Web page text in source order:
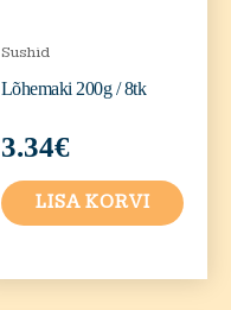
Sushid
Lõhemaki 200g / 8tk
3.34€
LISA KORVI